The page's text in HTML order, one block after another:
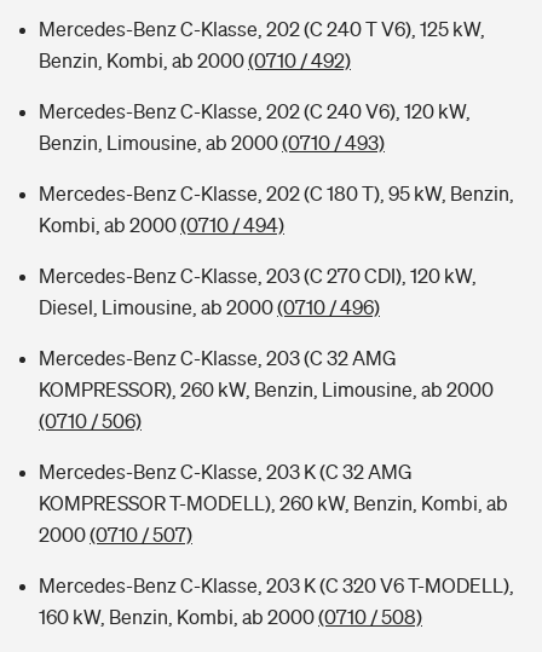
Mercedes-Benz C-Klasse, 202 (C 240 T V6), 125 kW,
Benzin, Kombi, ab 2000(0710 / 492)
Mercedes-Benz C-Klasse, 202 (C 240 V6), 120 kW,
Benzin, Limousine, ab 2000(0710 / 493)
Mercedes-Benz C-Klasse, 202 (C 180 T), 95 kW, Benzin,
Kombi, ab 2000(0710 / 494)
Mercedes-Benz C-Klasse, 203 (C 270 CDI), 120 kW,
Diesel, Limousine, ab 2000(0710 / 496)
Mercedes-Benz C-Klasse, 203 (C 32 AMG
KOMPRESSOR), 260 kW, Benzin, Limousine, ab 2000
(0710 / 506)
Mercedes-Benz C-Klasse, 203 K (C 32 AMG
KOMPRESSOR T-MODELL), 260 kW, Benzin, Kombi, ab
2000(0710 / 507)
Mercedes-Benz C-Klasse, 203 K (C 320 V6 T-MODELL),
160 kW, Benzin, Kombi, ab 2000(0710 / 508)